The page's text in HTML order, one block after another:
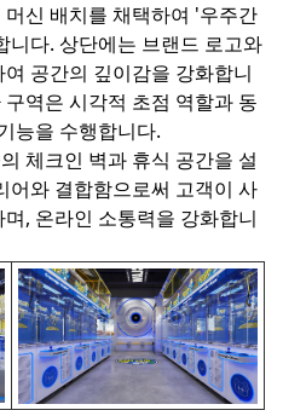
머신 배치를 채택하여 '우주간
니다. 상단에는 브랜드 로고와
공간의 깊이감을 강화합니
역은 시각적 초점 역할과 동
능을 수행합니다.
체크인 벽과 휴식 공간을 설
어와 결합함으로써 고객이 사
, 온라인 소통력을 강화합니